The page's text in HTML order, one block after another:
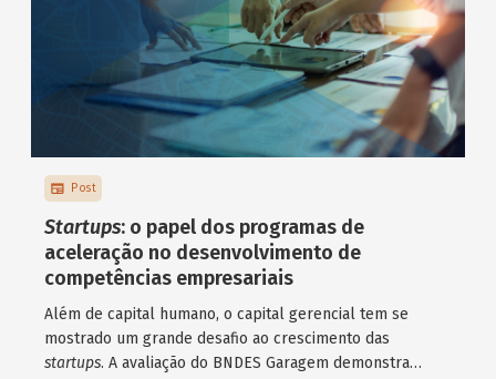
Post
Startups: o papel dos programas de
aceleração no desenvolvimento de
competências empresariais
Além de capital humano, o capital gerencial tem se
mostrado um grande desafio ao crescimento das
startups. A avaliação do BNDES Garagem demonstra